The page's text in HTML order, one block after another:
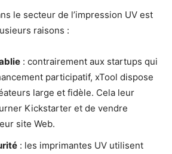
le secteur de l’impression UV est
raisons :
: contrairement aux startups qui
participatif, xTool dispose
large et fidèle. Cela leur
Kickstarter et de vendre
site Web.
: les imprimantes UV utilisent